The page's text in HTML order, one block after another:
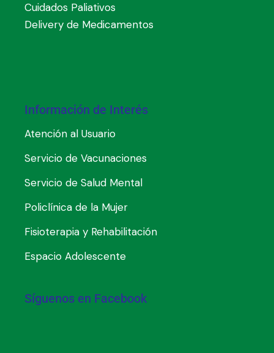
Cuidados Paliativos
Delivery de Medicamentos
Información de Interés
Atención al Usuario
Servicio de Vacunaciones
Servicio de Salud Mental
Policlínica de la Mujer
Fisioterapia y Rehabilitación
Espacio Adolescente
Síguenos en Facebook